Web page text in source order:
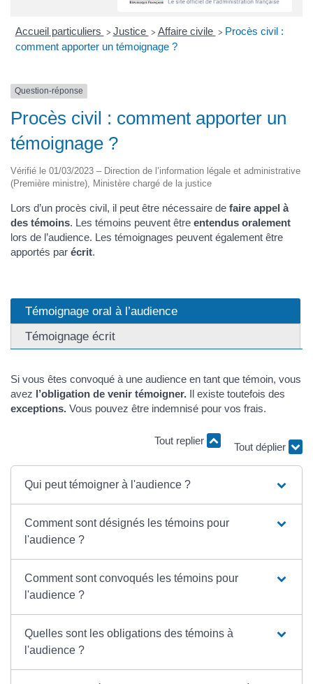
Accueil particuliers > Justice > Affaire civile > Procès civil :
comment apporter un témoignage ?
Question-réponse
Procès civil : comment apporter un
témoignage ?
Vérifié le 01/03/2023 – Direction de l’information légale et administrative
(Première ministre), Ministère chargé de la justice
Lors d’un procès civil, il peut être nécessaire de faire appel à
des témoins. Les témoins peuvent être entendus oralement
lors de l’audience. Les témoignages peuvent également être
apportés par écrit.
Témoignage oral à l’audience
Témoignage écrit
Si vous êtes convoqué à une audience en tant que témoin, vous
avez l’obligation de venir témoigner. Il existe toutefois des
exceptions. Vous pouvez être indemnisé pour vos frais.
Tout replier
Tout déplier
Qui peut témoigner à l'audience ?
Comment sont désignés les témoins pour
l'audience ?
Comment sont convoqués les témoins pour
l'audience ?
Quelles sont les obligations des témoins à
l'audience ?